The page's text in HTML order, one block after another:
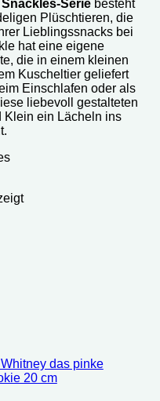
Snackles-Seriebesteht
Plüschtieren, die
Lieblingssnacks bei
hat eine eigene
die in einem kleinen
Kuscheltier geliefert
Einschlafen oder als
liebevoll gestalteten
Klein ein Lächeln ins
Nach